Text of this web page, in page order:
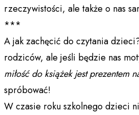
rzeczywistości, ale także o nas
***
A jak zachęcić do czytania
rodziców, ale jeśli będzie nas
miłość do książek jest prezentem
spróbować!
W czasie roku szkolnego dzieci